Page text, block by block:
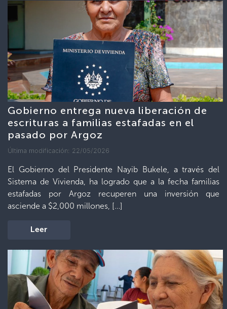
Gobierno entrega nueva liberación de
escrituras a familias estafadas en el
pasado por Argoz
Última modificación: 22/05/2026
El Gobierno del Presidente Nayib Bukele, a través del
Sistema de Vivienda, ha logrado que a la fecha familias
estafadas por Argoz recuperen una inversión que
asciende a $2,000 millones, […]
Leer